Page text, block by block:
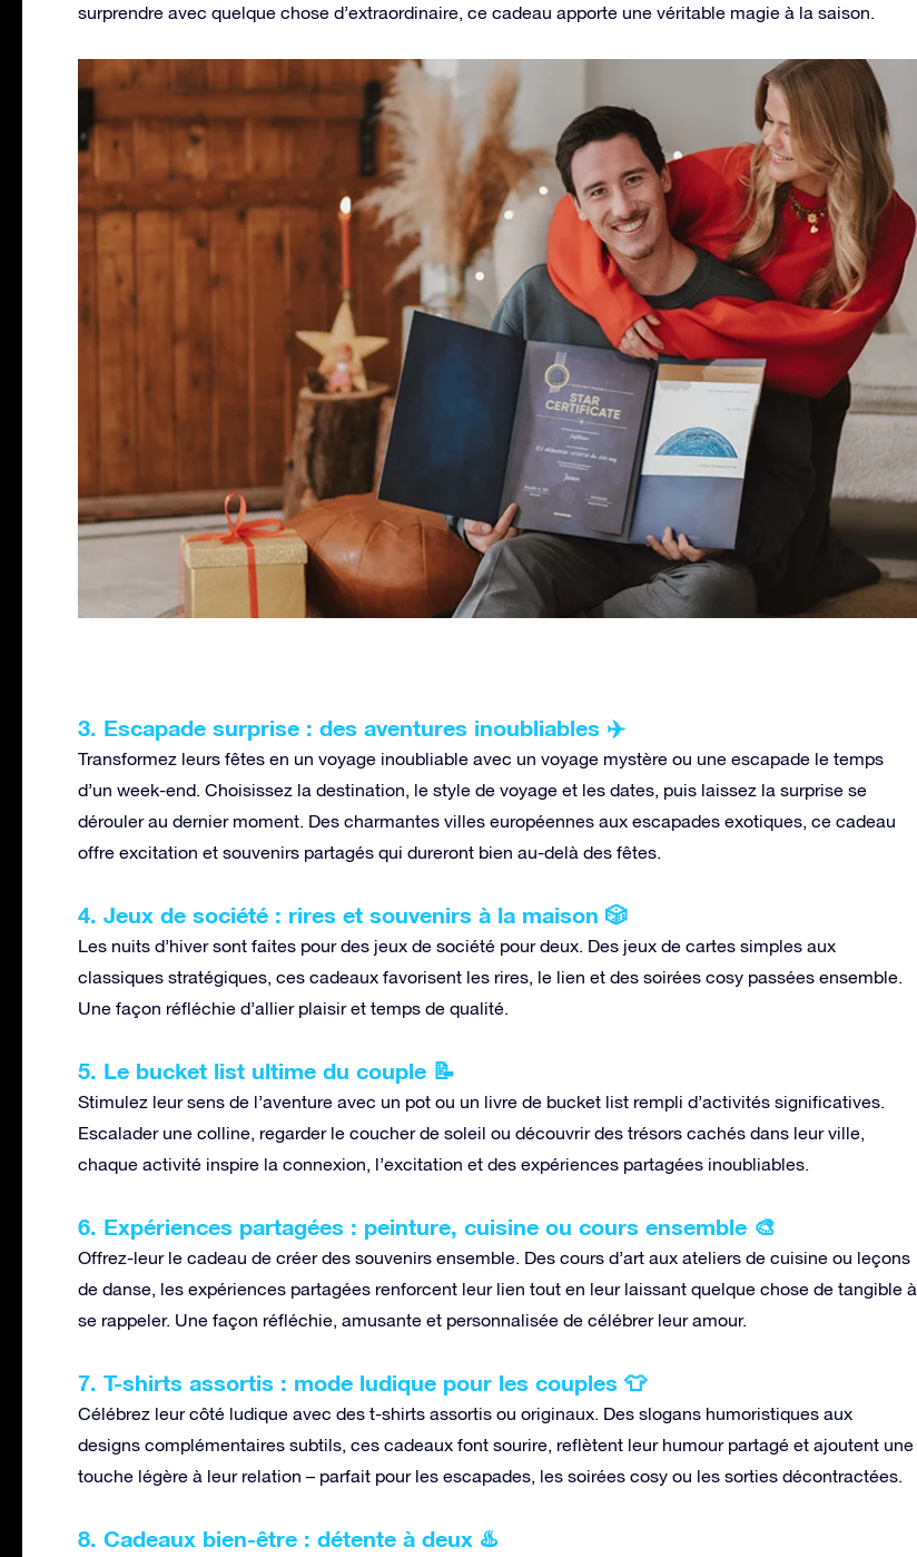
surprendre avec quelque chose d’extraordinaire, ce cadeau apporte une véritable magie à la saison.
3. Escapade surprise : des aventures inoubliables ✈️
Transformez leurs fêtes en un voyage inoubliable avec un voyage mystère ou une escapade le temps
d’un week-end. Choisissez la destination, le style de voyage et les dates, puis laissez la surprise se
dérouler au dernier moment. Des charmantes villes européennes aux escapades exotiques, ce cadeau
offre excitation et souvenirs partagés qui dureront bien au-delà des fêtes.
4. Jeux de société : rires et souvenirs à la maison 🎲
Les nuits d’hiver sont faites pour des jeux de société pour deux. Des jeux de cartes simples aux
classiques stratégiques, ces cadeaux favorisent les rires, le lien et des soirées cosy passées ensemble.
Une façon réfléchie d’allier plaisir et temps de qualité.
5. Le bucket list ultime du couple 📝
Stimulez leur sens de l’aventure avec un pot ou un livre de bucket list rempli d’activités significatives.
Escalader une colline, regarder le coucher de soleil ou découvrir des trésors cachés dans leur ville,
chaque activité inspire la connexion, l’excitation et des expériences partagées inoubliables.
6. Expériences partagées : peinture, cuisine ou cours ensemble 🎨
Offrez-leur le cadeau de créer des souvenirs ensemble. Des cours d’art aux ateliers de cuisine ou leçons
de danse, les expériences partagées renforcent leur lien tout en leur laissant quelque chose de tangible à
se rappeler. Une façon réfléchie, amusante et personnalisée de célébrer leur amour.
7. T-shirts assortis : mode ludique pour les couples 👕
Célébrez leur côté ludique avec des t-shirts assortis ou originaux. Des slogans humoristiques aux
designs complémentaires subtils, ces cadeaux font sourire, reflètent leur humour partagé et ajoutent une
touche légère à leur relation – parfait pour les escapades, les soirées cosy ou les sorties décontractées.
8. Cadeaux bien-être : détente à deux ♨️